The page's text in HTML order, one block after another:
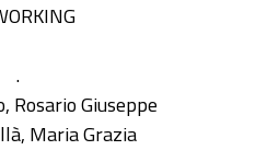
.
Rosario Giuseppe
Maria Grazia